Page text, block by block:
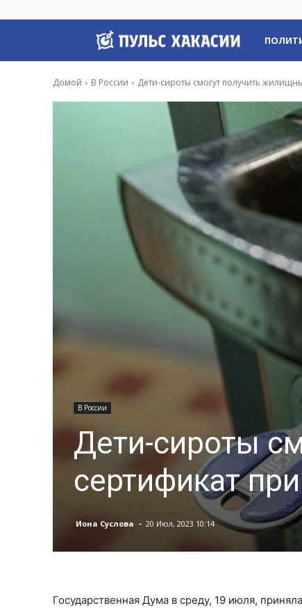
Пульс
Хакасии
Домой В России Дети-сироты смогут получить
В России
Дети-сироты
сертификат
Иона Суслова - 20 Июл, 2023 10:14
Государственная Дума в среду, 19 июля,